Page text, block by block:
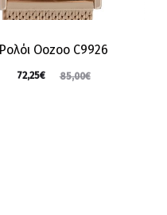
Ρολόι Oozoo C9926
85,00€
72,25€